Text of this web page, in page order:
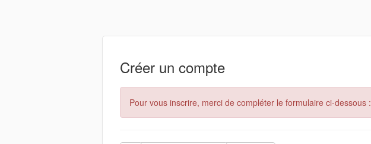
Créer un compte
Pour vous inscrire, merci de compléter le formulaire ci-dessous :